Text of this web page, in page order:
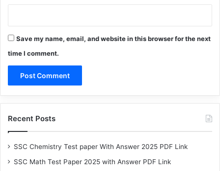
Save my name, email, and website in this browser for the next
time I comment.
Recent Posts
SSC Chemistry Test paper With Answer 2025 PDF Link
SSC Math Test Paper 2025 with Answer PDF Link